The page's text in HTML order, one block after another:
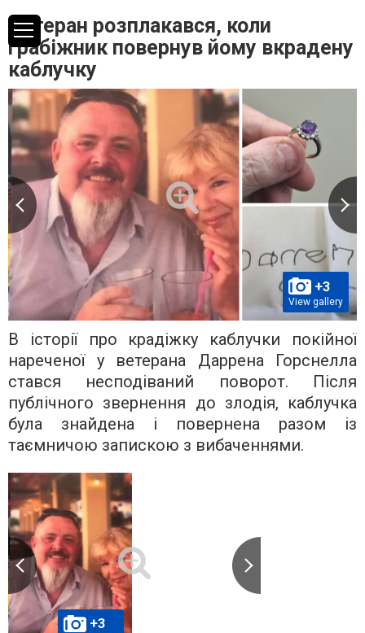
Ветеран розплакався, коли
грабіжник повернув йому вкрадену
каблучку
+3
View gallery
В історії про крадіжку каблучки покійної
нареченої у ветерана Даррена Горснелла
стався несподіваний поворот. Після
публічного звернення до злодія, каблучка
була знайдена і повернена разом із
таємничою запискою з вибаченнями.
+3